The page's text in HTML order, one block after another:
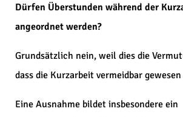
Dürfen Überstunden während der
angeordnet werden?
Grundsätzlich nein, weil dies die
dass die Kurzarbeit vermeidbar
Eine Ausnahme bildet insbesondere ein